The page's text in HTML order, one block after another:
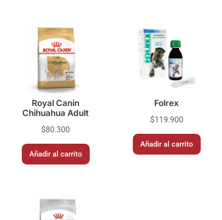
Royal Canin
Chihuahua Adult
$80.300
Añadir al carrito
Folrex
$119.900
Añadir al carrito